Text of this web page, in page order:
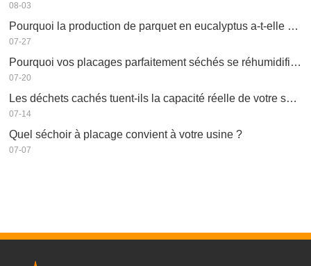
08-03
Pourquoi la production de parquet en eucalyptus a-t-elle besoin d'un séchoir à placages ?
07-27
Pourquoi vos placages parfaitement séchés se réhumidifient-ils ?
07-20
Les déchets cachés tuent-ils la capacité réelle de votre séchoir à placage ?
07-14
Quel séchoir à placage convient à votre usine ?
07-07